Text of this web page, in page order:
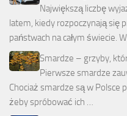
Największą liczbę
latem, kiedy rozpoczynają się
państwach na całym świecie.
Smardze – grzyby,
Pierwsze smardze
Chociaż smardze są w Polsce
żeby spróbować ich …